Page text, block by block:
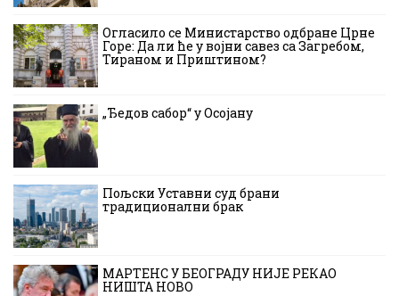
Огласило се Министарство одбране Црне
Горе: Да ли ће у војни савез са Загребом,
Тираном и Приштином?
„Ђедов сабор“ у Осојану
Пољски Уставни суд брани
традиционални брак
МАРТЕНС У БЕОГРАДУ НИЈЕ РЕКАО
НИШТА НОВО